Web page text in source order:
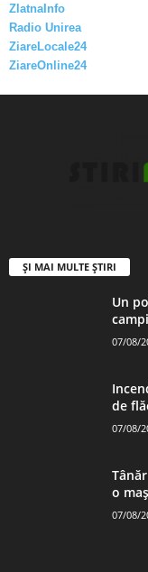
ZlatnaInfo
Radio Unirea
ZiareLocale24
ZiareOnline24
ȘI MAI MULTE ȘTIRI
Un
07/08/
de
07/08/
o
07/08/